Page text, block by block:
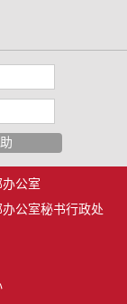
公室
公室秘书行政处